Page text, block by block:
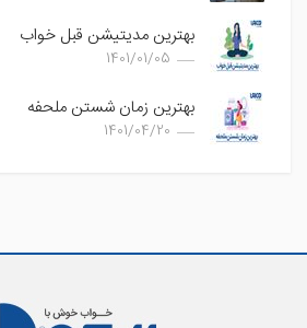
بهترین مدیتیشن قبل خواب
1401/01/05
بهترین زمان شستن ملحفه
1401/04/20